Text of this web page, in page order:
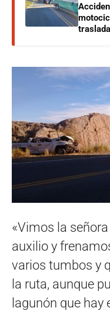
«Vimos la
auxilio y
varios tumbos y
la ruta, aunque
lagunón que hay